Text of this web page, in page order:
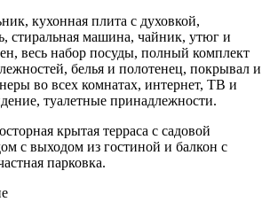
кухонная плита с духовкой,
стиральная машина, чайник, утюг и
весь набор посуды, полный комплект
белья и полотенец, покрывал и
во всех комнатах, интернет, ТВ и
туалетные принадлежности.
крытая терраса с садовой
с выходом из гостиной и балкон с
парковка.